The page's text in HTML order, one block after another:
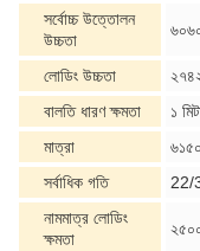
সর্বোচ্চ উত্তোলন
উচ্চতা
লোডিং উচ্চতা
বালতি ধারণ ক্ষমতা
১
মাত্রা
সর্বাধিক গতি
22/
নামমাত্র লোডিং
ক্ষমতা